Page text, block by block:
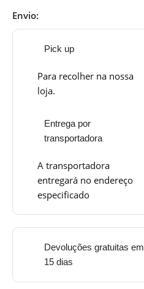
Envio:
Pick up
Para recolher na nossa
loja.
Entrega por
transportadora
A transportadora
entregará no endereço
especificado
Devoluções gratuitas em
15 dias